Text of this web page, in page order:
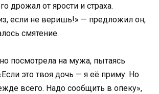
дрожал от ярости и страха.
если не веришь!» — предложил он,
смятение.
посмотрела на мужа, пытаясь
это твоя дочь — я её приму. Но
всего. Надо сообщить в опеку»,